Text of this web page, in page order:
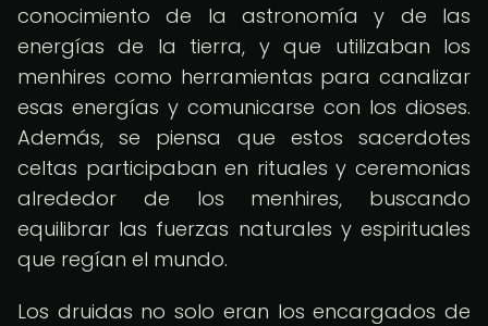
conocimiento de la astronomía y de las
energías de la tierra, y que utilizaban los
menhires como herramientas para canalizar
esas energías y comunicarse con los dioses.
Además, se piensa que estos sacerdotes
celtas participaban en rituales y ceremonias
alrededor de los menhires, buscando
equilibrar las fuerzas naturales y espirituales
que regían el mundo.
Los druidas no solo eran los encargados de